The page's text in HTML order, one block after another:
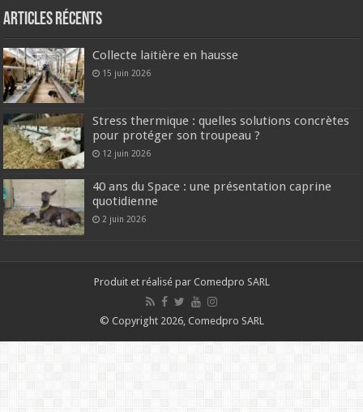
Articles récents
Collecte laitière en hausse
15 juin 2026
Stress thermique : quelles solutions concrètes
pour protéger son troupeau ?
12 juin 2026
40 ans du Space : une présentation caprine
quotidienne
2 juin 2026
Produit et réalisé par Comedpro SARL
© Copyright 2026, Comedpro SARL